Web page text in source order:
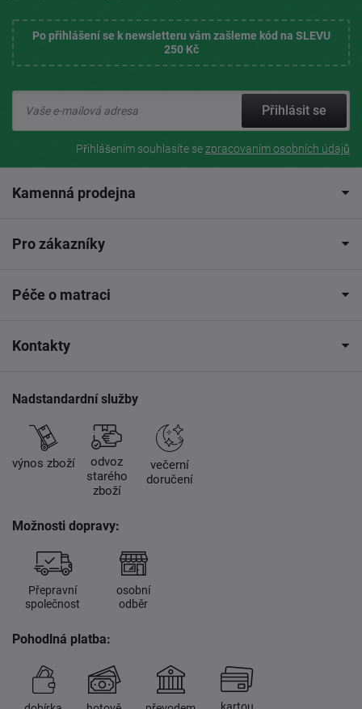
Po přihlášení se k newsletteru vám zašleme kód na SLEVU
250 Kč
Přihlásit se
Přihlášením souhlasíte sezpracovaním osobních údajů
Kamenná prodejna
Pro zákazníky
Péče o matraci
Kontakty
Nadstandardní služby
výnos zboží
odvoz
starého
zboží
večerní
doručení
Možnosti dopravy:
Přepravní
společnost
osobní
odběr
Pohodlná platba: